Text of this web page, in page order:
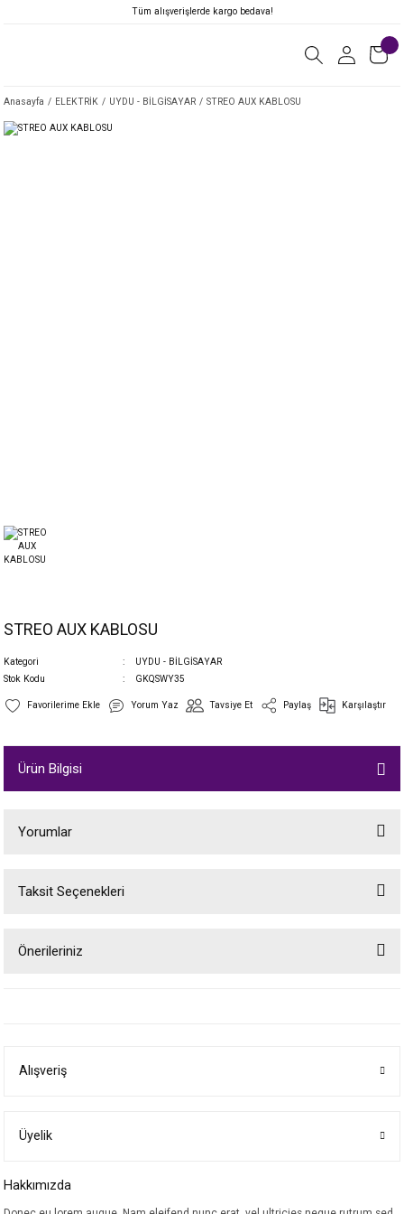
Tüm alışverişlerde kargo bedava!
Anasayfa ELEKTRİK UYDU - BİLGİSAYAR STREO AUX KABLOSU
STREO AUX KABLOSU
Kategori
UYDU - BİLGİSAYAR
Stok Kodu
GKQSWY35
Yorum Yaz Tavsiye Et Paylaş Karşılaştır
Ürün Bilgisi
Yorumlar
Taksit Seçenekleri
Önerileriniz
Ürün bilgilerinde hatalar bulunuyor.
Bu ürüne benzer farklı alternatifler olmalı.
Alışveriş
Üyelik
Hakkımızda